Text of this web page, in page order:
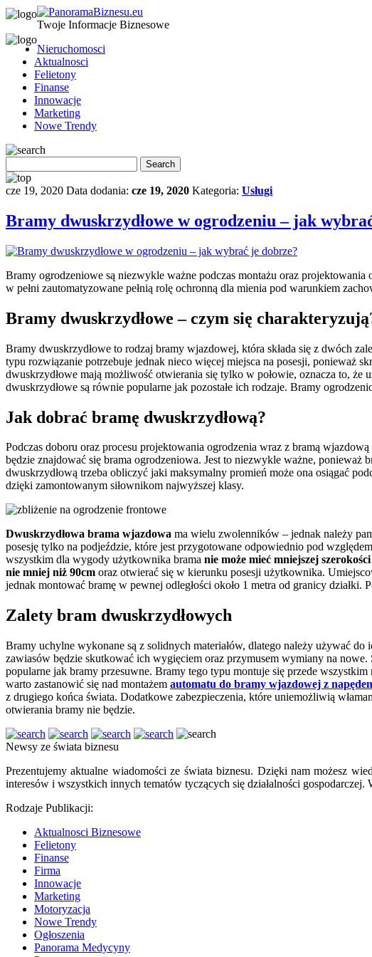
Twoje Informacje Biznesowe
Nieruchomosci
Aktualnosci
Felietony
Finanse
Innowacje
Marketing
Nowe Trendy
cze 19, 2020 Data dodania: cze 19, 2020 Kategoria: Usługi
Bramy dwuskrzydłowe w ogrodzeniu – jak
Bramy ogrodzeniowe są niezwykle ważne podczas montażu oraz
w pełni zautomatyzowane pełnią rolę ochronną dla mienia pod warunkiem
Bramy dwuskrzydłowe – czym się
Bramy dwuskrzydłowe to rodzaj bramy wjazdowej, która składa się z dwóch
typu rozwiązanie potrzebuje jednak nieco więcej miejsca na posesji, ponieważ
dwuskrzydłowe mają możliwość otwierania się tylko w połowie, oznacza to,
dwuskrzydłowe są równie popularne jak pozostałe ich rodzaje. Bramy
Jak dobrać bramę dwuskrzydłową?
Podczas doboru oraz procesu projektowania ogrodzenia wraz z bramą
będzie znajdować się brama ogrodzeniowa. Jest to niezwykle ważne,
dwuskrzydłową trzeba obliczyć jaki maksymalny promień może ona osiągać
dzięki zamontowanym siłownikom najwyższej klasy.
Dwuskrzydłowa brama wjazdowa ma wielu zwolenników – jednak należy
posesję tylko na podjeździe, które jest przygotowane odpowiednio pod
wszystkim dla wygody użytkownika brama nie może mieć mniejszej
nie mniej niż 90cm oraz otwierać się w kierunku posesji użytkownika.
jednak montować bramę w pewnej odległości około 1 metra od granicy
Zalety bram dwuskrzydłowych
Bramy uchylne wykonane są z solidnych materiałów, dlatego należy używać
zawiasów będzie skutkować ich wygięciem oraz przymusem wymiany na
popularne jak bramy przesuwne. Bramy tego typu montuje się przede
warto zastanowić się nad montażem automatu do bramy wjazdowej z
z drugiego końca świata. Dodatkowe zabezpieczenia, które uniemożliwią
otwierania bramy nie będzie.
Newsy ze świata biznesu
Prezentujemy aktualne wiadomości ze świata biznesu. Dzięki nam możesz
interesów i wszystkich innych tematów tyczących się działalności
Rodzaje Publikacji:
Aktualnosci Biznesowe
Felietony
Finanse
Firma
Innowacje
Marketing
Motoryzacja
Nowe Trendy
Ogłoszenia
Panorama Medycyny